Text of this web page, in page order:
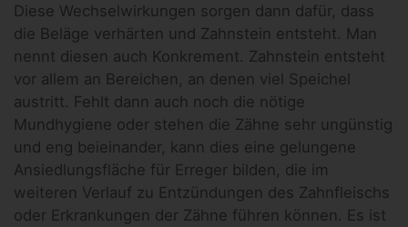
Diese Wechselwirkungen sorgen dann dafür, dass
die Beläge verhärten und Zahnstein entsteht. Man
nennt diesen auch Konkrement. Zahnstein entsteht
vor allem an Bereichen, an denen viel Speichel
austritt. Fehlt dann auch noch die nötige
Mundhygiene oder stehen die Zähne sehr ungünstig
und eng beieinander, kann dies eine gelungene
Ansiedlungsfläche für Erreger bilden, die im
weiteren Verlauf zu Entzündungen des Zahnfleischs
oder Erkrankungen der Zähne führen können. Es ist